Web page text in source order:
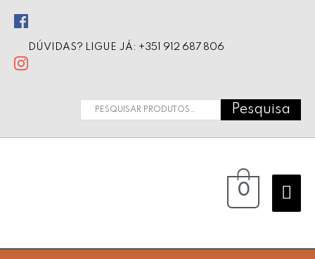
DÚVIDAS? LIGUE JÁ: +351 912 687 806
Pesquisa
0